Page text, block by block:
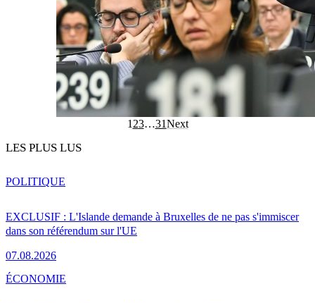
1 23…31Next
LES PLUS LUS
EXCLUSIF : L'Islande demande à Bruxelles de ne pas s'immiscer
dans son référendum sur l'UE
07.08.2026
POLITIQUE
ÉCONOMIE